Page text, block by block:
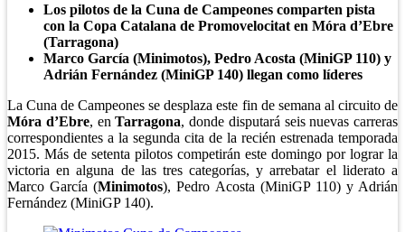
Los pilotos de la Cuna de Campeones comparten pista
con la Copa Catalana de Promovelocitat en Móra d’Ebre
(Tarragona)
Marco García (Minimotos), Pedro Acosta (MiniGP 110) y
Adrián Fernández (MiniGP 140) llegan como líderes
La Cuna de Campeones se desplaza este fin de semana al circuito de
Móra d’Ebre, enTarragona, donde disputará seis nuevas carreras
correspondientes a la segunda cita de la recién estrenada temporada
2015. Más de setenta pilotos competirán este domingo por lograr la
victoria en alguna de las tres categorías, y arrebatar el liderato a
Marco García (Minimotos), Pedro Acosta (MiniGP 110) y Adrián
Fernández (MiniGP 140).